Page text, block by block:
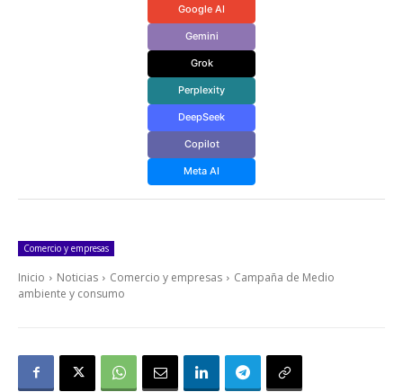
Google AI
Gemini
Grok
Perplexity
DeepSeek
Copilot
Meta AI
Comercio y empresas
Inicio Noticias Comercio y empresas
Campaña de Medio
ambiente y consumo